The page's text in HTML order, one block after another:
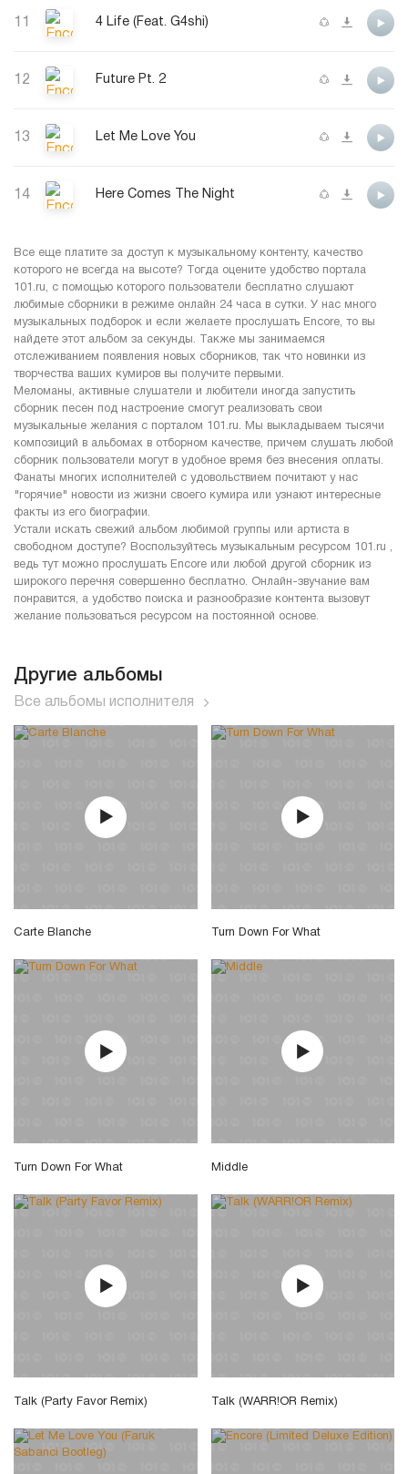
11 4 Life (Feat. G4shi)
12 Future Pt. 2
13 Let Me Love You
14 Here Comes The Night
Все еще платите за доступ к музыкальному контенту, качество
которого не всегда на высоте? Тогда оцените удобство портала
101.ru, с помощью которого пользователи бесплатно слушают
любимые сборники в режиме онлайн 24 часа в сутки. У нас много
музыкальных подборок и если желаете прослушать Encore, то вы
найдете этот альбом за секунды. Также мы занимаемся
отслеживанием появления новых сборников, так что новинки из
творчества ваших кумиров вы получите первыми.
Меломаны, активные слушатели и любители иногда запустить
сборник песен под настроение смогут реализовать свои
музыкальные желания с порталом 101.ru. Мы выкладываем тысячи
композиций в альбомах в отборном качестве, причем слушать любой
сборник пользователи могут в удобное время без внесения оплаты.
Фанаты многих исполнителей с удовольствием почитают у нас
"горячие" новости из жизни своего кумира или узнают интересные
факты из его биографии.
Устали искать свежий альбом любимой группы или артиста в
свободном доступе? Воспользуйтесь музыкальным ресурсом 101.ru ,
ведь тут можно прослушать Encore или любой другой сборник из
широкого перечня совершенно бесплатно. Онлайн-звучание вам
понравится, а удобство поиска и разнообразие контента вызовут
желание пользоваться ресурсом на постоянной основе.
Другие альбомы
Все альбомы исполнителя
Carte Blanche Turn Down For What
Turn Down For What Middle
Talk (Party Favor Remix) Talk (WARR!OR Remix)